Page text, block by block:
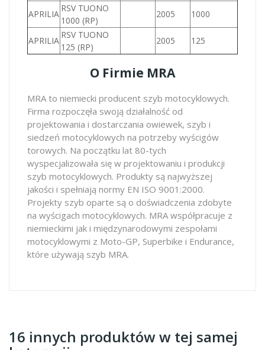
APRILIA
RSV TUONO
1000 (RP)
2005 1000
APRILIA
RSV TUONO
125 (RP)
2005 125
O Firmie MRA
MRA to niemiecki producent szyb motocyklowych.
Firma rozpoczęła swoją działalność od
projektowania i dostarczania owiewek, szyb i
siedzeń motocyklowych na potrzeby wyścigów
torowych. Na początku lat 80-tych
wyspecjalizowała się w projektowaniu i produkcji
szyb motocyklowych. Produkty są najwyższej
jakości i spełniają normy EN ISO 9001:2000.
Projekty szyb oparte są o doświadczenia zdobyte
na wyścigach motocyklowych. MRA współpracuje z
niemieckimi jak i międzynarodowymi zespołami
motocyklowymi z Moto-GP, Superbike i Endurance,
które używają szyb MRA.
16 innych produktów w tej samej